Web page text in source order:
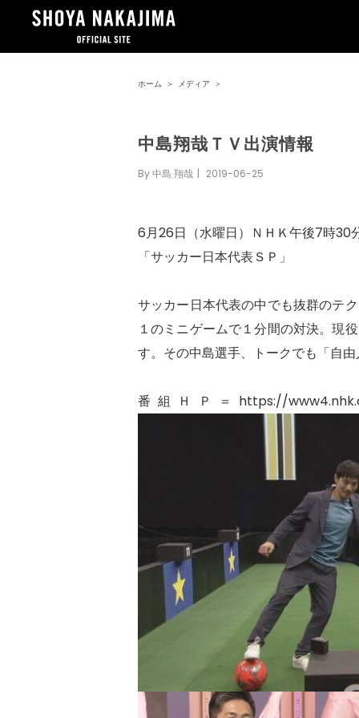
ホーム ＞ メディア ＞
中島翔哉ＴＶ出演情報
By中島 翔哉 | 2019-06-25
6月26日（水曜日）ＮＨＫ午後7時30
「サッカー日本代表ＳＰ」
サッカー日本代表の中でも抜群のテ
１のミニゲームで１分間の対決。現
す。その中島選手、トークでも「自
番組ＨＰ＝https://